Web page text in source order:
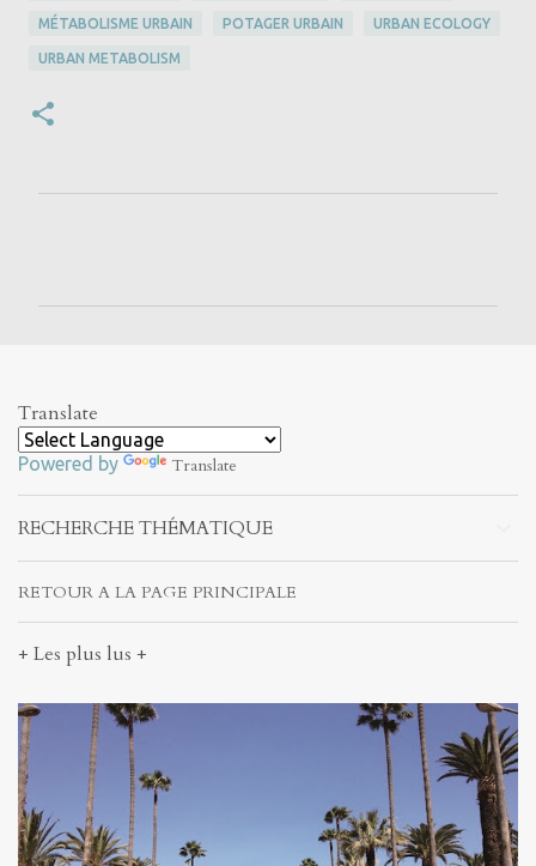
MÉTABOLISME URBAIN POTAGER URBAIN URBAN ECOLOGY
URBAN METABOLISM
t
a
i
r
e
s
Translate
Powered by Translate
RECHERCHE THÉMATIQUE
RETOUR A LA PAGE PRINCIPALE
+ Les plus lus +